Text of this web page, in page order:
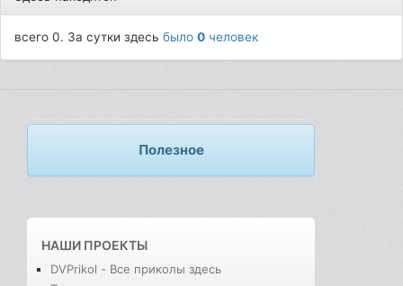
всего 0. За сутки здесьбыло0 человек
Полезное
НАШИ ПРОЕКТЫ
DVPrikol - Все приколы здесь